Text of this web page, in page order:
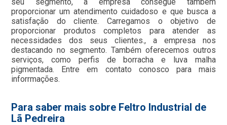
proporcionar um atendimento cuidadoso e que busca a
satisfação do cliente. Carregamos o objetivo de
proporcionar produtos completos para atender as
necessidades dos seus clientes., a empresa nos
destacando no segmento. Também oferecemos outros
serviços, como perfis de borracha e luva malha
pigmentada. Entre em contato conosco para mais
inforrmações.
Para saber mais sobre Feltro Industrial de
Lã Pedreira